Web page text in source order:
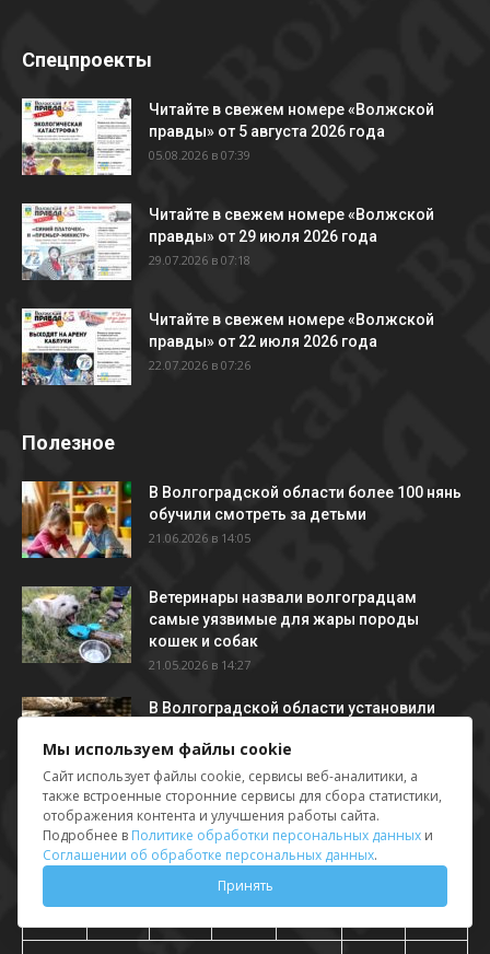
Спецпроекты
Читайте в свежем номере «Волжской
правды» от 5 августа 2026 года
05.08.2026 в 07:39
Читайте в свежем номере «Волжской
правды» от 29 июля 2026 года
29.07.2026 в 07:18
Читайте в свежем номере «Волжской
правды» от 22 июля 2026 года
22.07.2026 в 07:26
Полезное
В Волгоградской области более 100 нянь
обучили смотреть за детьми
21.06.2026 в 14:05
Ветеринары назвали волгоградцам
самые уязвимые для жары породы
кошек и собак
21.05.2026 в 14:27
В Волгоградской области установили
01.04.2026 в 16:23
Календарь новостей
Мы используем файлы cookie
Сайт использует файлы cookie, сервисы веб-аналитики, а
также встроенные сторонние сервисы для сбора статистики,
отображения контента и улучшения работы сайта.
Подробнее в Политике обработки персональных данных и
Соглашении об обработке персональных данных.
Принять